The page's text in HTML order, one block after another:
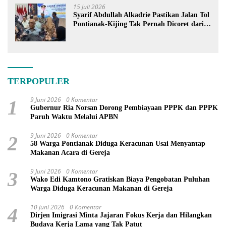
15 Juli 2026
Syarif Abdullah Alkadrie Pastikan Jalan Tol
Pontianak-Kijing Tak Pernah Dicoret dari
TERPOPULER
1 9 Juni 2026 0 Komentar
Gubernur Ria Norsan Dorong Pembiayaan PPPK dan PPPK
Paruh Waktu Melalui APBN
2 9 Juni 2026 0 Komentar
58 Warga Pontianak Diduga Keracunan Usai Menyantap
Makanan Acara di Gereja
3 9 Juni 2026 0 Komentar
Wako Edi Kamtono Gratiskan Biaya Pengobatan Puluhan
Warga Diduga Keracunan Makanan di Gereja
4 10 Juni 2026 0 Komentar
Dirjen Imigrasi Minta Jajaran Fokus Kerja dan Hilangkan
Budaya Kerja Lama yang Tak Patut